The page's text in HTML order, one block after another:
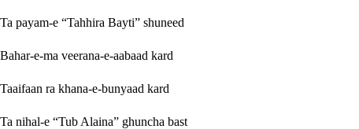
Ta payam-e “Tahhira Bayti” shuneed
Bahar-e-ma veerana-e-aabaad kard
Taaifaan ra khana-e-bunyaad kard
Ta nihal-e “Tub Alaina” ghuncha bast